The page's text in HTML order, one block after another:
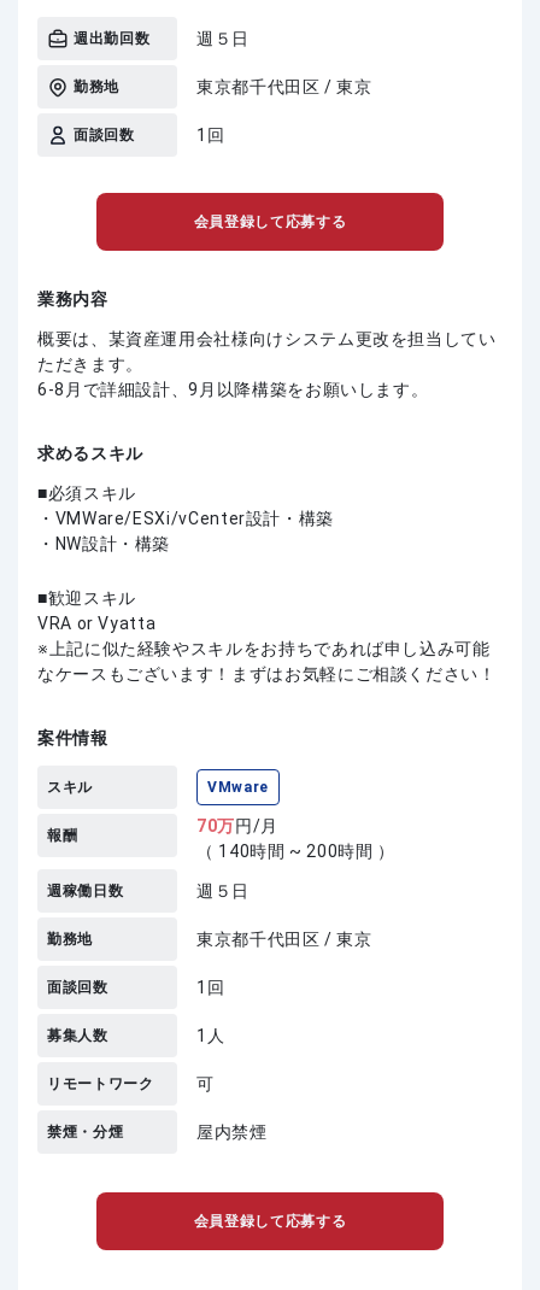
週出勤回数 週５日
勤務地 東京都千代田区 / 東京
面談回数 1回
会員登録して応募する
業務内容
概要は、某資産運用会社様向けシステム更改を担当してい
ただきます。
6-8月で詳細設計、9月以降構築をお願いします。
求めるスキル
必須スキル
・VMWare/ESXi/vCenter設計・構築
・NW設計・構築
歓迎スキル
VRA or Vyatta
上記に似た経験やスキルをお持ちであれば申し込み可能
なケースもございます！まずはお気軽にご相談ください！
案件情報
スキル VMware
報酬 70万円/月
（ 140時間 ~ 200時間 ）
週稼働日数 週５日
勤務地 東京都千代田区 / 東京
面談回数 1回
募集人数 1人
リモートワーク 可
禁煙・分煙 屋内禁煙
会員登録して応募する